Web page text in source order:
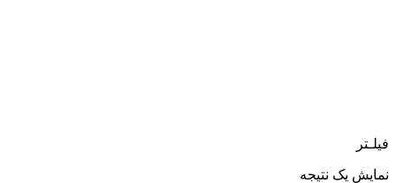
فیلـتر
نمایش یک نتیجه